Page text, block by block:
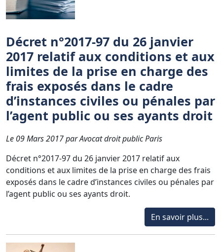
Décret n°2017-97 du 26 janvier
2017 relatif aux conditions et aux
limites de la prise en charge des
frais exposés dans le cadre
d’instances civiles ou pénales par
l’agent public ou ses ayants droit
Le 09 Mars 2017 par Avocat droit public Paris
Décret n°2017-97 du 26 janvier 2017 relatif aux
conditions et aux limites de la prise en charge des frais
exposés dans le cadre d’instances civiles ou pénales par
l’agent public ou ses ayants droit.
En savoir plus...